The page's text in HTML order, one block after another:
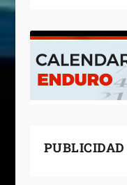
PUBLICIDAD